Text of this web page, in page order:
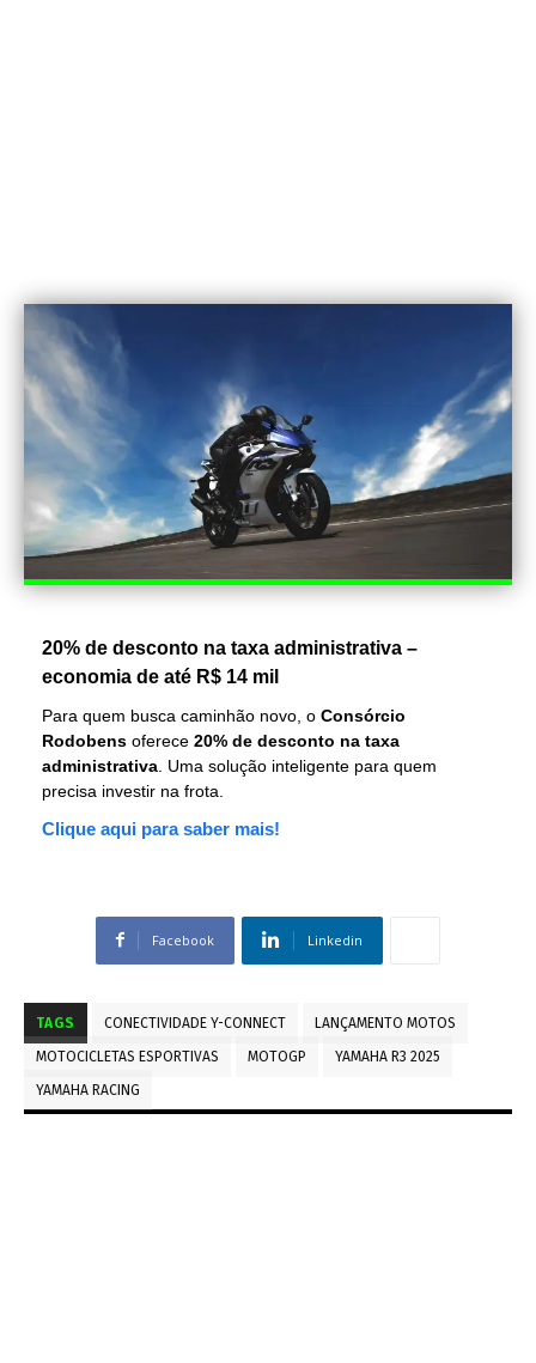
20% de desconto na taxa administrativa –
economia de até R$ 14 mil
Para quem busca caminhão novo, o Consórcio
Rodobens oferece 20% de desconto na taxa
administrativa . Uma solução inteligente para quem
precisa investir na frota.
Clique aqui para saber mais!
Facebook Linkedin
TAGS CONECTIVIDADE Y-CONNECT
LANÇAMENTO MOTOS
MOTOCICLETAS ESPORTIVAS
MOTOGP
YAMAHA R3 2025
YAMAHA RACING